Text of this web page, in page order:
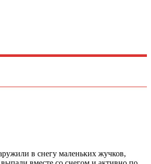
в снегу маленьких жучков,